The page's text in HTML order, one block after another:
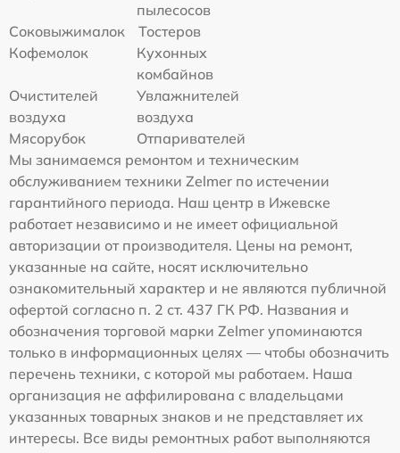
пылесосов
Соковыжималок
Тостеров
Кофемолок
Кухонных
комбайнов
Очистителей
воздуха
Увлажнителей
воздуха
Мясорубок
Отпаривателей
Мы занимаемся ремонтом и техническим
обслуживанием техники Zelmer по истечении
гарантийного периода. Наш центр в Ижевске
работает независимо и не имеет официальной
авторизации от производителя. Цены на ремонт,
указанные на сайте, носят исключительно
ознакомительный характер и не являются публичной
офертой согласно п. 2 ст. 437 ГК РФ. Названия и
обозначения торговой марки Zelmer упоминаются
только в информационных целях — чтобы обозначить
перечень техники, с которой мы работаем. Наша
организация не аффилирована с владельцами
указанных товарных знаков и не представляет их
интересы. Все виды ремонтных работ выполняются